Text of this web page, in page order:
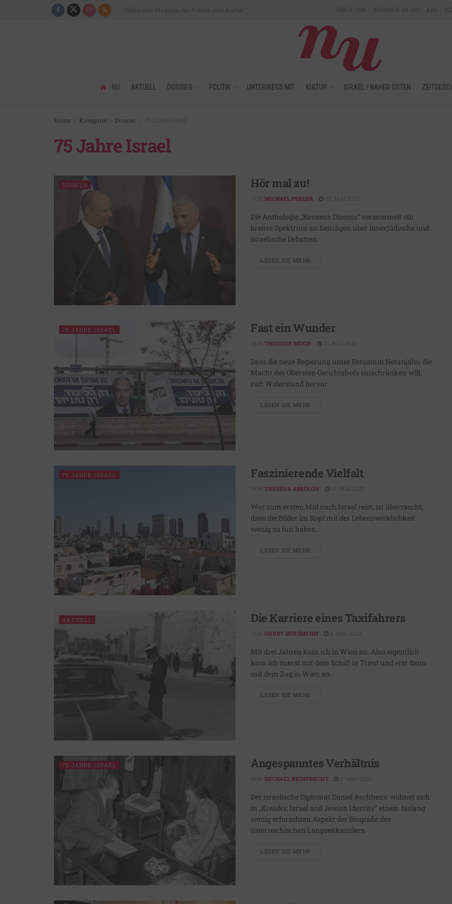
NU AKTUELL DOSSIER POLITIK UNTERWEGS MIT KULTUR ISRAEL / NAHER OSTEN
Home Kategorie Dossier
75 Jahre Israel
DOSSIER Hör mal zu!
MICHAEL PEKLER
Die Anthologie „Konsens Dissens“ versammelt ein
breites Spektrum an Beiträgen über innerjüdische und
israelische Debatten.
LESEN SIE MEHR
75 JAHRE ISRAEL Fast ein Wunder
THEODOR MUCH
Dass die neue Regierung unter Benjamin Netanjahu die
Macht des Obersten Gerichtshofs einschränken will,
ruft Widerstand hervor.
LESEN SIE MEHR
75 JAHRE ISRAEL Faszinierende Vielfalt
THERESA ABSOLON
Wer zum ersten Mal nach Israel reist, ist überrascht,
dass die Bilder im Kopf mit der Lebenswirklichkeit
wenig zu tun haben.
LESEN SIE MEHR
AKTUELL Die Karriere eines Taxifahrers
HARRY BERGMANN
Mit drei Jahren kam ich in Wien an. Also eigentlich
kam ich zuerst mit dem Schiff in Triest und erst dann
mit dem Zug in Wien an.
LESEN SIE MEHR
75 JAHRE ISRAEL Angespanntes Verhältnis
MICHAEL REINPRECHT
Der israelische Diplomat Daniel Aschheim widmet sich
in „Kreisky, Israel and Jewish Identity“ einem bislang
wenig erforschten Aspekt der Biografie des
österreichischen Langzeitkanzlers.
LESEN SIE MEHR